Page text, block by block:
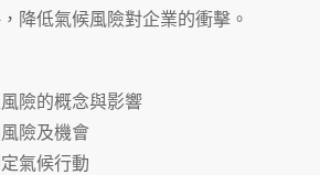
降低氣候風險對企業的衝擊。
險的概念與影響
險及機會
氣候行動